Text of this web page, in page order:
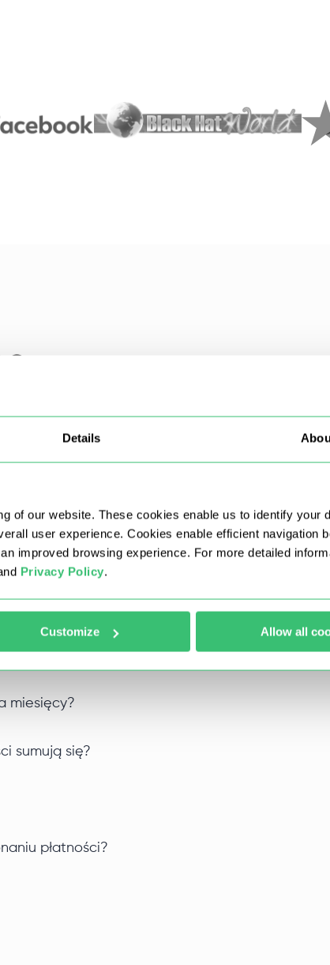
Details
of our website. These cookies enable us to identify your
user experience. Cookies enable efficient navigation
improved browsing experience. For more detailed
Privacy Policy.
Customize Allow all
każde, które nie spełnia Twoich potrzeb.
miasta lub stanu/regionu?
miesięcy?
sumują się?
płatności?